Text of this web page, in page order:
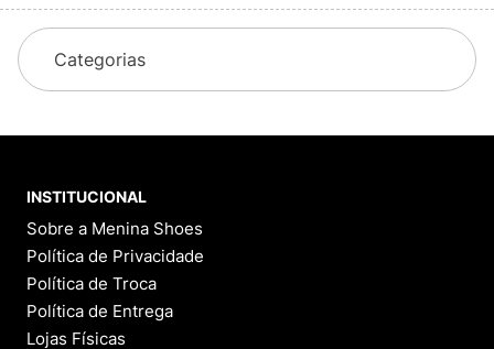
Categorias
INSTITUCIONAL
Sobre a Menina Shoes
Política de Privacidade
Política de Troca
Política de Entrega
Lojas Físicas